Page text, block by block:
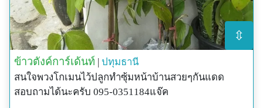
⇳
ข้าวตังค์การ์เด้นท์ | ปทุมธานี
สนใจพวงโกเมนไว้ปลูกทำซุ้มหน้าบ้านสวยๆกันแดด
สอบถามได้นะครับ 095-0351184แจ๊ค